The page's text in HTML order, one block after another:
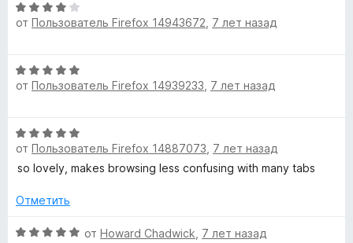
а
5
з
е
н
а
5
з
О
ц
е
н
а
4
и
5
от Пользователь Firefox 14943672 7 лет назад
О
ц
е
н
о
а
и
от Пользователь Firefox 14939233 7 лет назад
О
ц
е
е
о
от Пользователь Firefox 14887073 7 лет назад
so lovely, makes browsing less confusing with many tabs
Отметить
О
от Howard Chadwick 7 лет назад